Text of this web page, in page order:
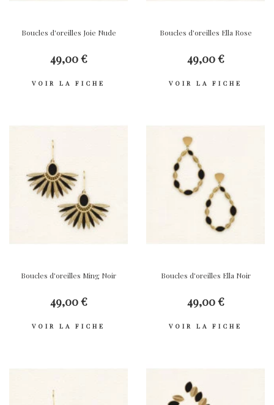
Boucles d'oreilles Joie Nude
49,00 €
VOIR LA FICHE
Boucles d'oreilles Ella Rose
49,00 €
VOIR LA FICHE
Boucles d'oreilles Ming Noir
49,00 €
VOIR LA FICHE
Boucles d'oreilles Ella Noir
49,00 €
VOIR LA FICHE